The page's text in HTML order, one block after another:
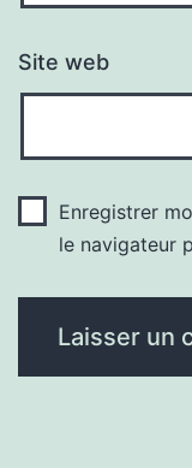
Site web
Enregistrer
le navigateur